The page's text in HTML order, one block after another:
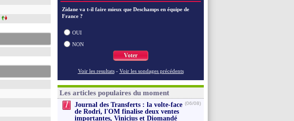
Zidane va t-il faire mieux que Deschamps en équipe de
France ?
OUI
NON
Voter
Voir les resultats - Voir les sondages précédents
Les articles populaires du moment
1
Journal des Transferts : la volte-face
de Rodri, l'OM finalise deux ventes
importantes, Vinicius et Diomandé
(06/08)